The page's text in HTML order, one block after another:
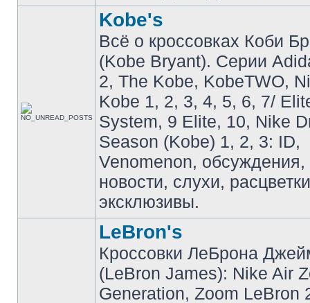
Kobe's
Всё о кроссовках Коби
(Kobe Bryant). Серии
2, The Kobe, KobeTWO,
Kobe 1, 2, 3, 4, 5, 6, 7/
System, 9 Elite, 10, Nike
Season (Kobe) 1, 2, 3: ID,
Venomenon,
новости, слухи,
эксклюзивы.
LeBron's
Кроссовки ЛеБрона
(LeBron James): Nike Air
Generation, Zoom LeBron